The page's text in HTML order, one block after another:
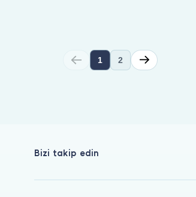
1 2
Bizi takip edin